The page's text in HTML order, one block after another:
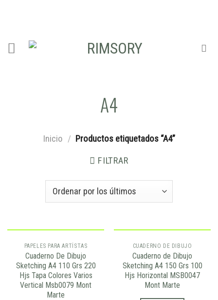
A4
Inicio / Productos etiquetados “A4”
FILTRAR
PAPELES PARA ARTÍSTAS
Cuaderno De Dibujo
Sketching A4 110 Grs 220
Hjs Tapa Colores Varios
Vertical Msb0079 Mont
Marte
CUADERNO DE DIBUJO
Cuaderno de Dibujo
Sketching A4 150 Grs 100
Hjs Horizontal MSB0047
Mont Marte